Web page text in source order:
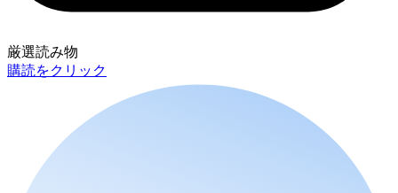
厳選読み物
購読をクリック